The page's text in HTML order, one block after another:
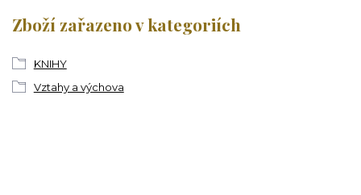
Zboží zařazeno v kategoriích
KNIHY
Vztahy a výchova